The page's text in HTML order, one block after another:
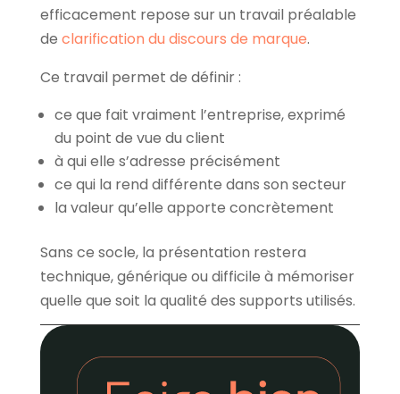
efficacement repose sur un travail préalable
de clarification du discours de marque.
Ce travail permet de définir :
ce que fait vraiment l’entreprise, exprimé
du point de vue du client
à qui elle s’adresse précisément
ce qui la rend différente dans son secteur
la valeur qu’elle apporte concrètement
Sans ce socle, la présentation restera
technique, générique ou difficile à mémoriser
quelle que soit la qualité des supports utilisés.